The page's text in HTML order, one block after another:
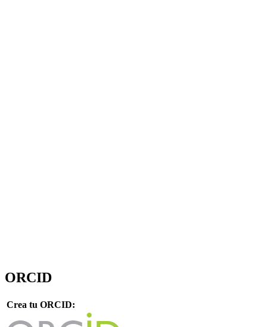
ORCID
Crea tu ORCID: